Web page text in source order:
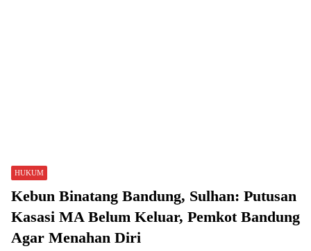
HUKUM
Kebun Binatang Bandung, Sulhan: Putusan
Kasasi MA Belum Keluar, Pemkot Bandung
Agar Menahan Diri